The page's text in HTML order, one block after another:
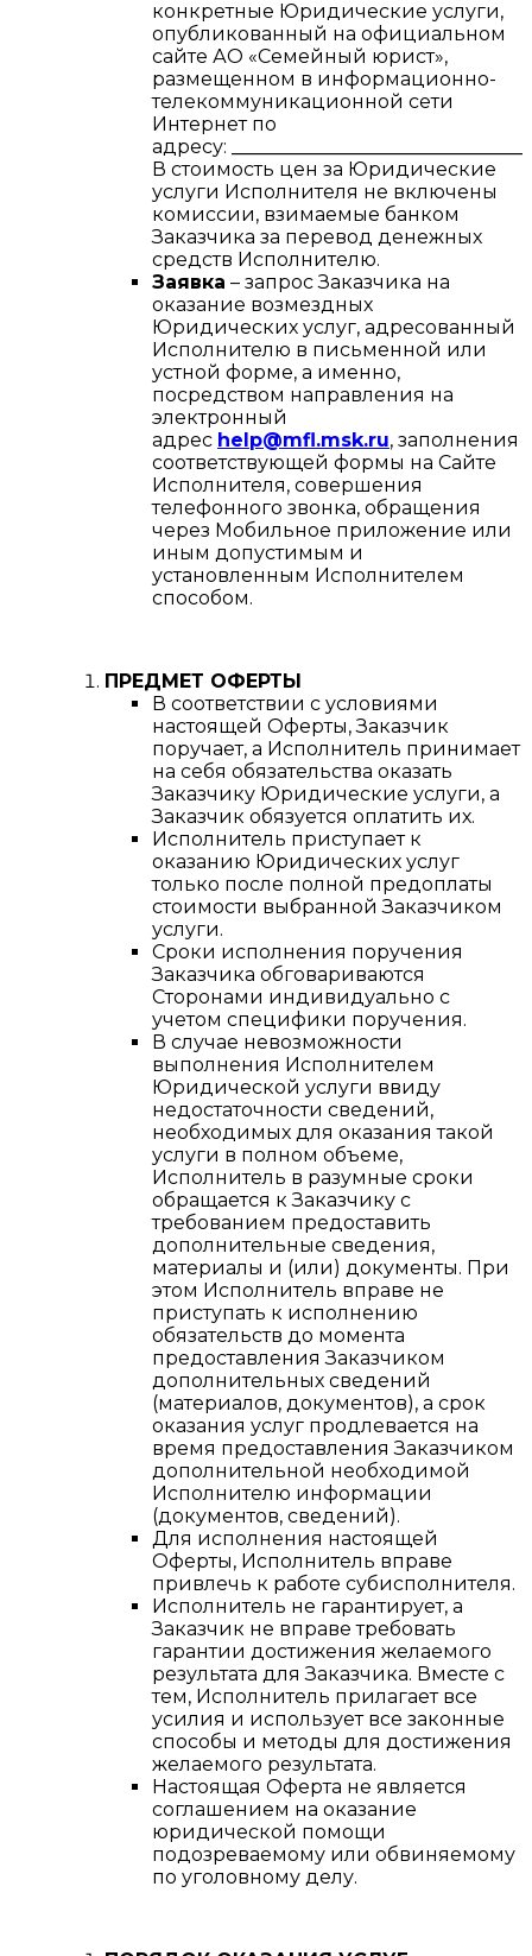
конкретные Юридические услуги,
опубликованный на официальном
сайте АО «Семейный юрист»,
размещенном в информационно-
телекоммуникационной сети
Интернет по
адресу:
В стоимость цен за Юридические
услуги Исполнителя не включены
комиссии, взимаемые банком
Заказчика за перевод денежных
средств Исполнителю.
Заявка – запрос Заказчика на
оказание возмездных
Юридических услуг, адресованный
Исполнителю в письменной или
устной форме, а именно,
посредством направления на
электронный
адрес help@mfl.msk.ru, заполнения
соответствующей формы на Сайте
Исполнителя, совершения
телефонного звонка, обращения
через Мобильное приложение или
иным допустимым и
установленным Исполнителем
способом.
ПРЕДМЕТ ОФЕРТЫ
В соответствии с условиями
настоящей Оферты, Заказчик
поручает, а Исполнитель принимает
на себя обязательства оказать
Заказчику Юридические услуги, а
Заказчик обязуется оплатить их.
Исполнитель приступает к
оказанию Юридических услуг
только после полной предоплаты
стоимости выбранной Заказчиком
услуги.
Сроки исполнения поручения
Заказчика обговариваются
Сторонами индивидуально с
учетом специфики поручения.
В случае невозможности
выполнения Исполнителем
Юридической услуги ввиду
недостаточности сведений,
необходимых для оказания такой
услуги в полном объеме,
Исполнитель в разумные сроки
обращается к Заказчику с
требованием предоставить
дополнительные сведения,
материалы и (или) документы. При
этом Исполнитель вправе не
приступать к исполнению
обязательств до момента
предоставления Заказчиком
дополнительных сведений
(материалов, документов), а срок
оказания услуг продлевается на
время предоставления Заказчиком
дополнительной необходимой
Исполнителю информации
(документов, сведений).
Для исполнения настоящей
Оферты, Исполнитель вправе
привлечь к работе субисполнителя.
Исполнитель не гарантирует, а
Заказчик не вправе требовать
гарантии достижения желаемого
результата для Заказчика. Вместе с
тем, Исполнитель прилагает все
усилия и использует все законные
способы и методы для достижения
желаемого результата.
Настоящая Оферта не является
соглашением на оказание
юридической помощи
подозреваемому или обвиняемому
по уголовному делу.